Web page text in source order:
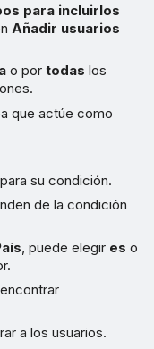
para incluirlos
Añadir usuarios
o portodas los
que actúe como
su condición.
de la condición
, puede elegir es o
a los usuarios.